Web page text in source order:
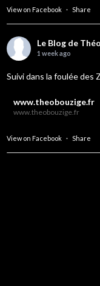
View on Facebook · Share
Le Blog de
1 week ago
Suivi dans la foulée des
www.theobouzige.fr
www.theobouzige.fr
View on Facebook · Share